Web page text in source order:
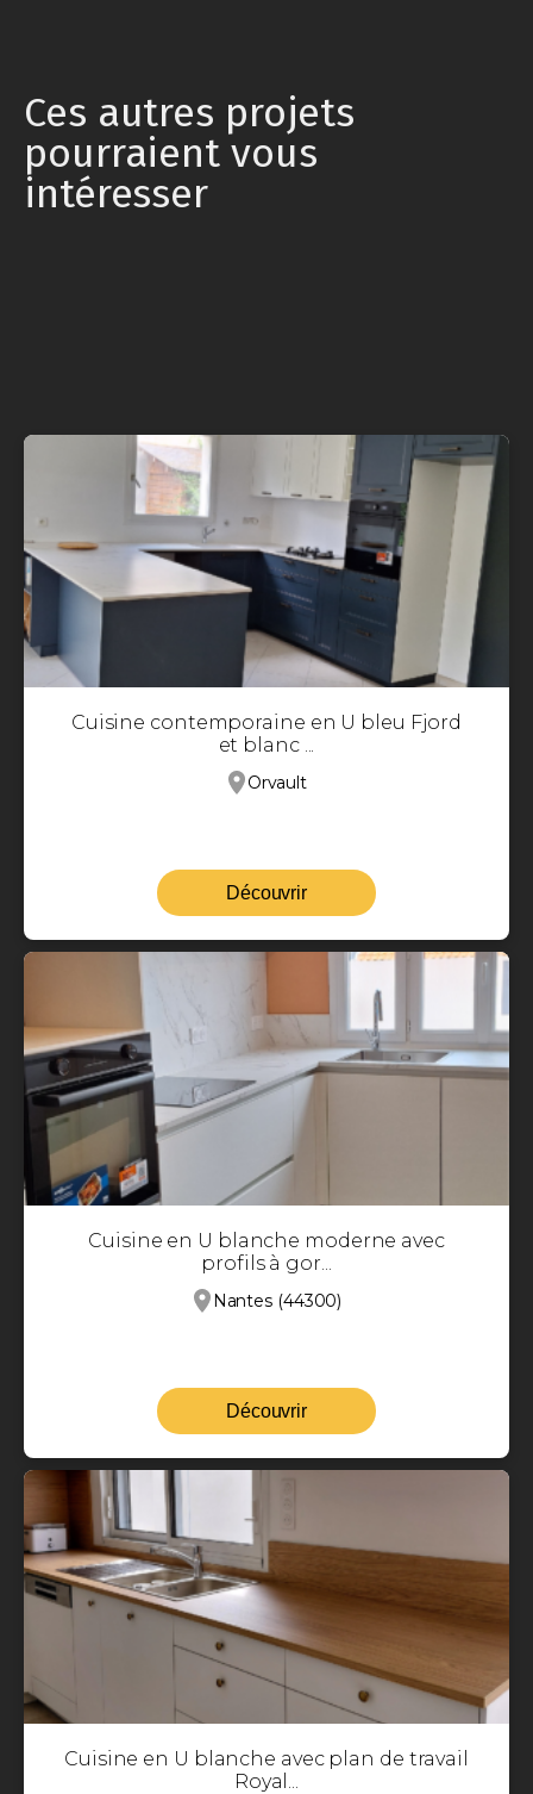
Ces autres projets
pourraient vous
intéresser
Cuisine contemporaine en U bleu Fjord
et blanc ...
Orvault
Découvrir
Cuisine en U blanche moderne avec
profils à gor...
Nantes (44300)
Découvrir
Cuisine en U blanche avec plan de travail
Royal...